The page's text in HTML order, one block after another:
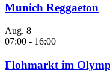
Munich Reggaeton
Aug. 8
07:00 - 16:00
Flohmarkt im